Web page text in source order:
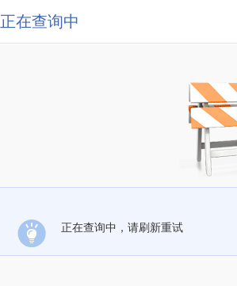
正在查询中
正在查询中，请刷新重试